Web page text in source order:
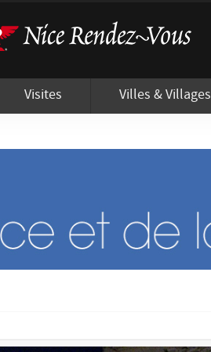
Visites Villes & Villages